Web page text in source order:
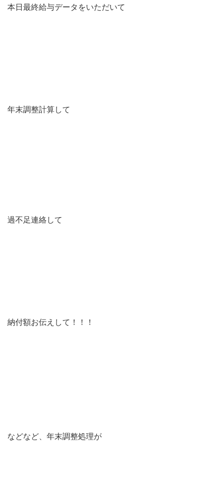
本日最終給与データをいただいて
年末調整計算して
過不足連絡して
納付額お伝えして！！！
などなど、年末調整処理が